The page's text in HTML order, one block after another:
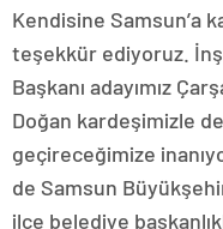
Kendisine Samsun’a
teşekkür ediyoruz.
Başkanı adayımız
Doğan kardeşimizle
geçireceğimize
de Samsun
ilçe belediye